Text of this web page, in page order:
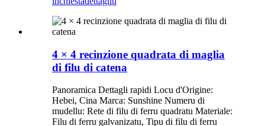
4 × 4 recinzione quadrata di maglia
di filu di catena
Panoramica Dettagli rapidi Locu d'Origine:
Hebei, Cina Marca: Sunshine Numeru di
mudellu: Rete di filu di ferru quadratu Materiale:
Filu di ferru galvanizatu, Tipu di filu di ferru